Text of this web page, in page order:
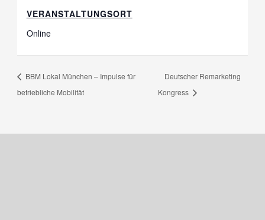
VERANSTALTUNGSORT
Online
BBM Lokal München – Impulse für
betriebliche Mobilität
Deutscher Remarketing
Kongress